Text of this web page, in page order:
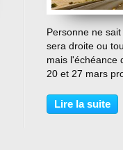
Personne ne
sera droite ou
mais l'échéance
20 et 27 mars
gouvernances
dernières du
Lire la suite